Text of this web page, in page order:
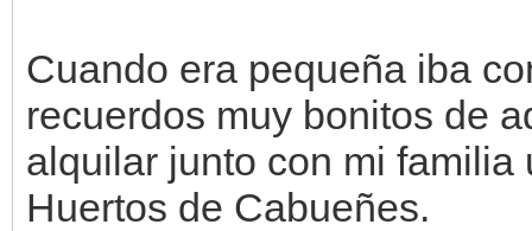
Cuando era pequeña iba
recuerdos muy bonitos de
alquilar junto con mi
Huertos de Cabueñes.